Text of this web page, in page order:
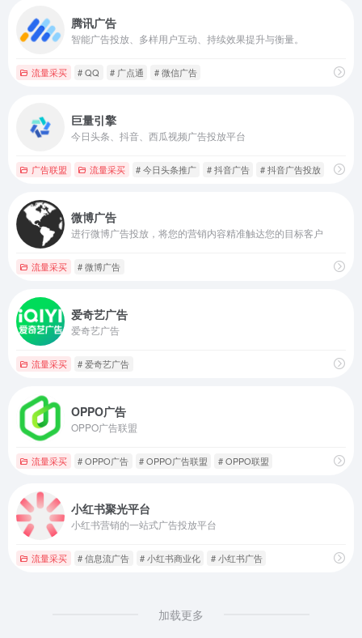
腾讯广告
智能广告投放、多样用户互动、持续效果提升与衡量。
流量采买 # QQ # 广点通 # 微信广告
巨量引擎
今日头条、抖音、西瓜视频广告投放平台
广告联盟 流量采买 # 今日头条推广 # 抖音广告 # 抖音广告投放
微博广告
进行微博广告投放，将您的营销内容精准触达您的目标客户
流量采买 # 微博广告
爱奇艺广告
爱奇艺广告
流量采买 # 爱奇艺广告
OPPO广告
OPPO广告联盟
流量采买 # OPPO广告 # OPPO广告联盟 # OPPO联盟
小红书聚光平台
小红书营销的一站式广告投放平台
流量采买 # 信息流广告 # 小红书商业化 # 小红书广告
加载更多